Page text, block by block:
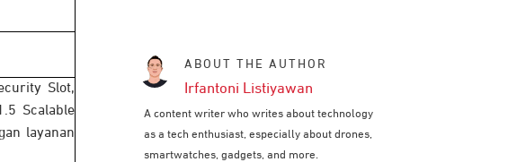
Slot,
Scalable
layanan
ABOUT THE AUTHOR
Irfantoni Listiyawan
A content writer who writes about technology
as a tech enthusiast, especially about drones,
smartwatches, gadgets, and more.